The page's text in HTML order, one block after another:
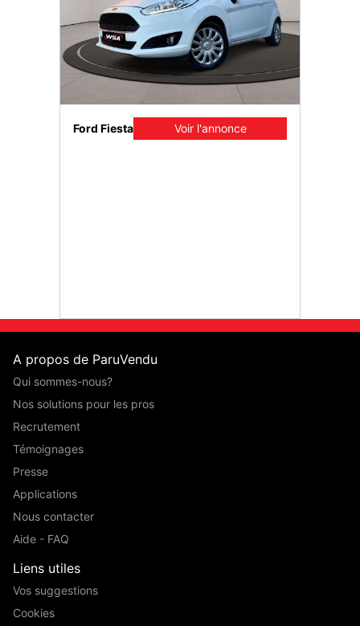
Ford Fiesta Voir l'annonce
A propos de ParuVendu
Qui sommes-nous?
Nos solutions pour les pros
Recrutement
Témoignages
Presse
Applications
Nous contacter
Aide - FAQ
Liens utiles
Vos suggestions
Cookies